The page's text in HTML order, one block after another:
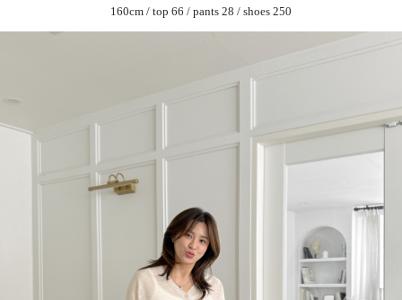
160cm / top 66 / pants 28 / shoes 250